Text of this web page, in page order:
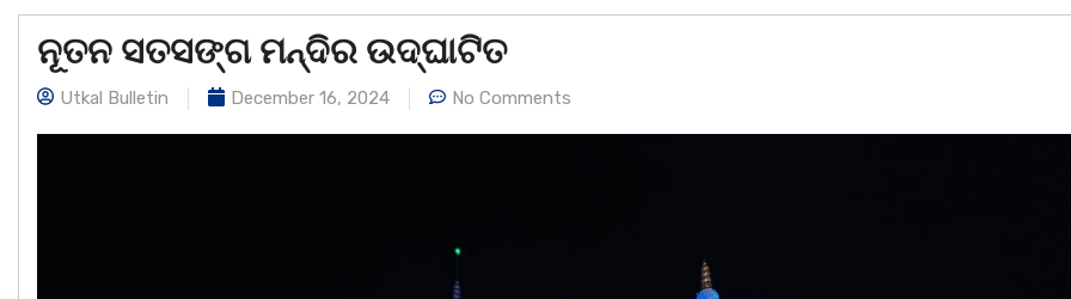
ନୂତନ ସତସଙ୍ଗ ମନ୍ଦିର ଉଦ୍ଘାଟିତ
Utkal Bulletin December 16, 2024 No Comments